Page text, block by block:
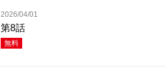
2026/04/01
第8話
無料